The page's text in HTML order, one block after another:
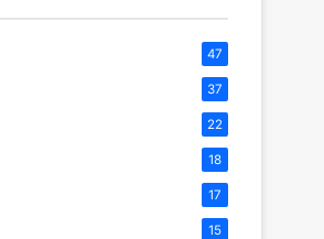
47
37
22
18
17
15